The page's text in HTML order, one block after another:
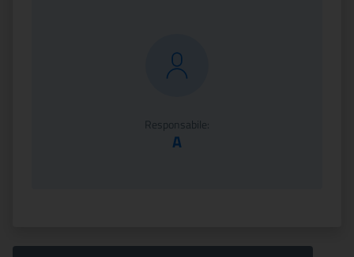
Responsabile:
A